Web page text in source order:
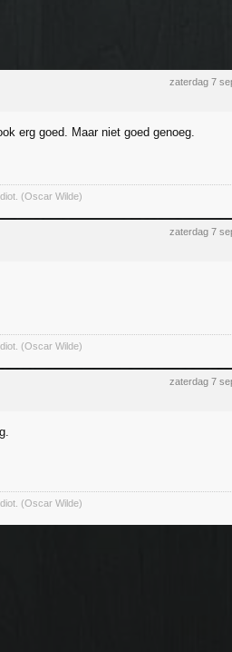
zaterdag 7
erg goed. Maar niet goed genoeg.
(Oscar Wilde)
zaterdag 7
(Oscar Wilde)
zaterdag 7
(Oscar Wilde)